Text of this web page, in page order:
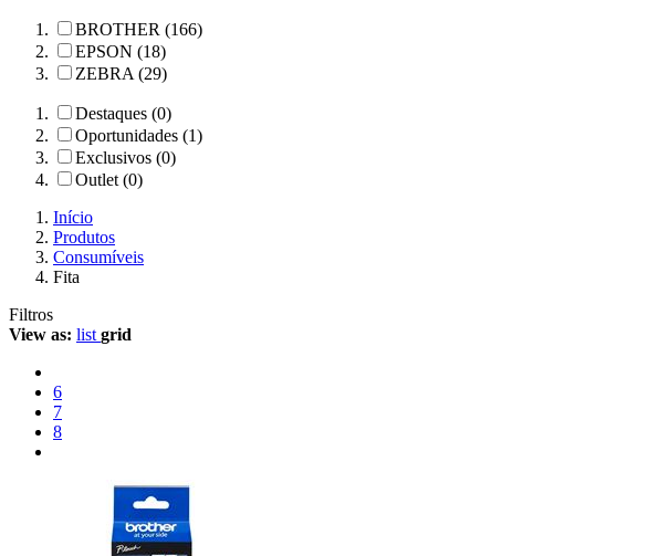
BROTHER (166)
EPSON (18)
ZEBRA (29)
Destaques (0)
Oportunidades (1)
Exclusivos (0)
Outlet (0)
Início
Produtos
Consumíveis
Fita
Filtros
View as: list grid
6
7
8